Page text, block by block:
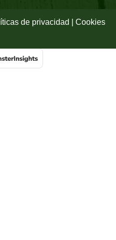
de privacidad | Cookies